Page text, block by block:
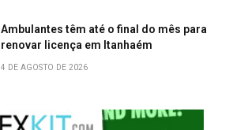
Ambulantes têm até o final do mês para
renovar licença em Itanhaém
4 DE AGOSTO DE 2026